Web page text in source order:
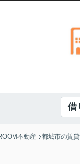
借
不動産 都城市の賃